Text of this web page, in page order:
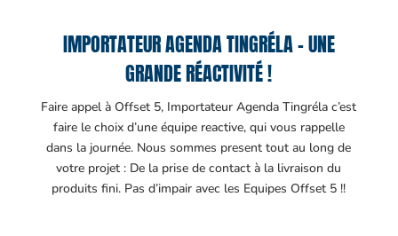
IMPORTATEUR AGENDA TINGRÉLA – UNE
GRANDE RÉACTIVITÉ !
Faire appel à Offset 5, Importateur Agenda Tingréla c’est
faire le choix d’une équipe reactive, qui vous rappelle
dans la journée. Nous sommes present tout au long de
votre projet : De la prise de contact à la livraison du
produits fini. Pas d’impair avec les Equipes Offset 5 !!